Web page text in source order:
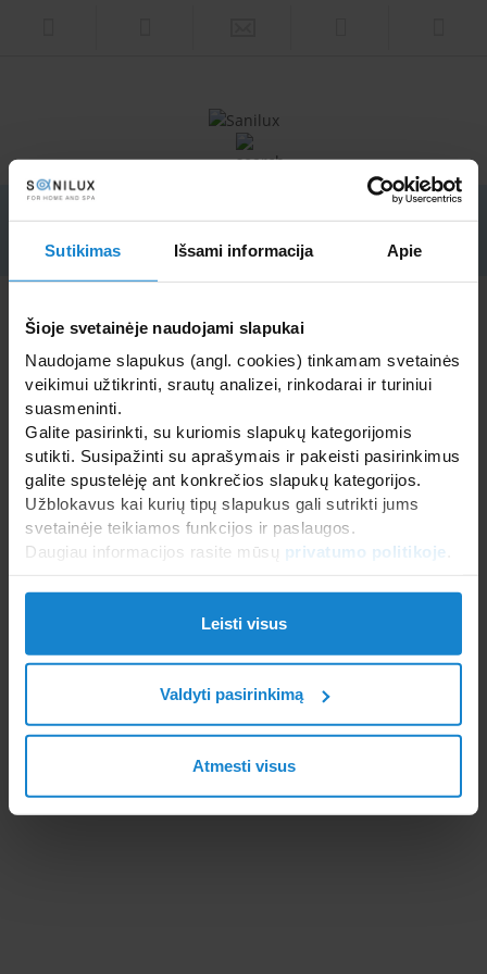
Sutikimas Išsami informacija Apie
Šioje svetainėje naudojami slapukai
Naudojame slapukus (angl. cookies) tinkamam svetainės
veikimui užtikrinti, srautų analizei, rinkodarai ir turiniui
suasmeninti.
Galite pasirinkti, su kuriomis slapukų kategorijomis
sutikti. Susipažinti su aprašymais ir pakeisti pasirinkimus
galite spustelėję ant konkrečios slapukų kategorijos.
Užblokavus kai kurių tipų slapukus gali sutrikti jums
svetainėje teikiamos funkcijos ir paslaugos.
Daugiau informacijos rasite mūsų privatumo politikoje
Leisti visus
Valdyti pasirinkimą
Atmesti visus
© „Sanilux" 2018 m. All rights reserved. |Web solution|
Public Paint